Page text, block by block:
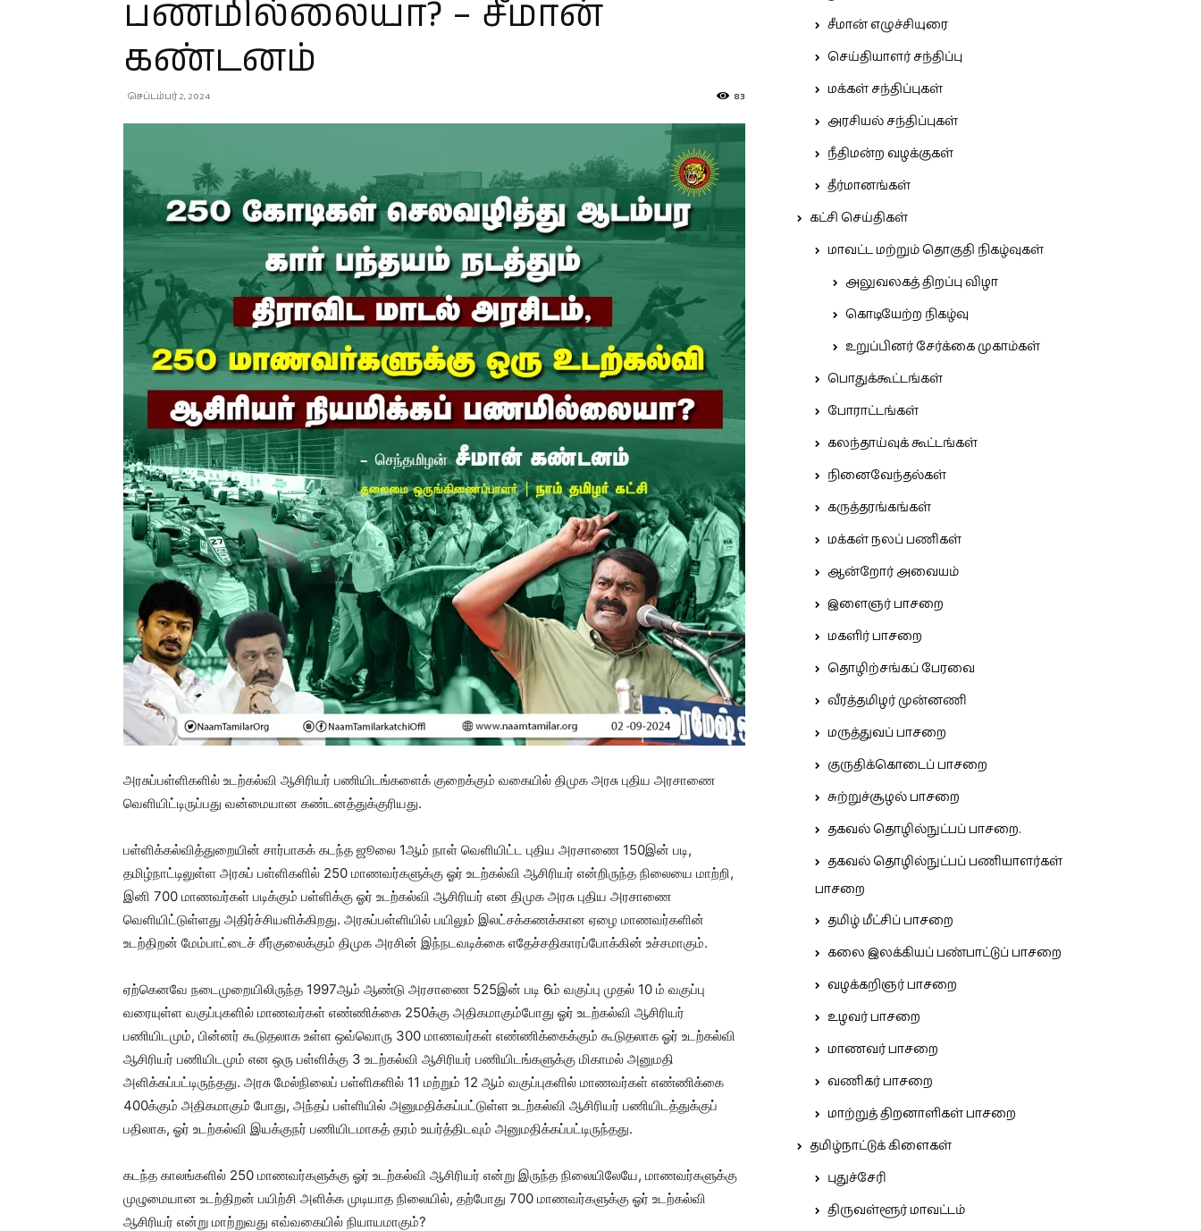
பணமில்லையா? – சீமான்
கண்டனம்
செப்டம்பர் 2, 2024 83
அரசுப்பள்ளிகளில் உடற்கல்வி ஆசிரியர் பணியிடங்களைக் குறைக்கும் வகையில் திமுக அரசு புதிய அரசாணை
வெளியிட்டிருப்பது வன்மையான கண்டனத்துக்குரியது.
பள்ளிக்கல்வித்துறையின் சார்பாகக் கடந்த ஜூலை 1ஆம் நாள் வெளியிட்ட புதிய அரசாணை 150இன் படி,
தமிழ்நாட்டிலுள்ள அரசுப் பள்ளிகளில் 250 மாணவர்களுக்கு ஓர் உடற்கல்வி ஆசிரியர் என்றிருந்த நிலையை மாற்றி,
இனி 700 மாணவர்கள் படிக்கும் பள்ளிக்கு ஓர் உடற்கல்வி ஆசிரியர் என திமுக அரசு புதிய அரசாணை
வெளியிட்டுள்ளது அதிர்ச்சியளிக்கிறது. அரசுப்பள்ளியில் பயிலும் இலட்சக்கணக்கான ஏழை மாணவர்களின்
உடற்திறன் மேம்பாட்டைச் சீர்குலைக்கும் திமுக அரசின் இந்நடவடிக்கை எதேச்சதிகாரப்போக்கின் உச்சமாகும்.
ஏற்கெனவே நடைமுறையிலிருந்த 1997ஆம் ஆண்டு அரசாணை 525இன் படி 6ம் வகுப்பு முதல் 10 ம் வகுப்பு
வரையுள்ள வகுப்புகளில் மாணவர்கள் எண்ணிக்கை 250க்கு அதிகமாகும்போது ஓர் உடற்கல்வி ஆசிரியர்
பணியிடமும், பின்னர் கூடுதலாக உள்ள ஒவ்வொரு 300 மாணவர்கள் எண்ணிக்கைக்கும் கூடுதலாக ஓர் உடற்கல்வி
ஆசிரியர் பணியிடமும் என ஒரு பள்ளிக்கு 3 உடற்கல்வி ஆசிரியர் பணியிடங்களுக்கு மிகாமல் அனுமதி
அளிக்கப்பட்டிருந்தது. அரசு மேல்நிலைப் பள்ளிகளில் 11 மற்றும் 12 ஆம் வகுப்புகளில் மாணவர்கள் எண்ணிக்கை
400க்கும் அதிகமாகும் போது, அந்தப் பள்ளியில் அனுமதிக்கப்பட்டுள்ள உடற்கல்வி ஆசிரியர் பணியிடத்துக்குப்
பதிலாக, ஓர் உடற்கல்வி இயக்குநர் பணியிடமாகத் தரம் உயர்த்திடவும் அனுமதிக்கப்பட்டிருந்தது.
கடந்த காலங்களில் 250 மாணவர்களுக்கு ஓர் உடற்கல்வி ஆசிரியர் என்று இருந்த நிலையிலேயே, மாணவர்களுக்கு
முழுமையான உடற்திறன் பயிற்சி அளிக்க முடியாத நிலையில், தற்போது 700 மாணவர்களுக்கு ஓர் உடற்கல்வி
ஆசிரியர் என்று மாற்றுவது எவ்வகையில் நியாயமாகும்?
சீமான் எழுச்சியுரை
செய்தியாளர் சந்திப்பு
மக்கள் சந்திப்புகள்
அரசியல் சந்திப்புகள்
நீதிமன்ற வழக்குகள்
தீர்மானங்கள்
கட்சி செய்திகள்
மாவட்ட மற்றும் தொகுதி நிகழ்வுகள்
அலுவலகத் திறப்பு விழா
கொடியேற்ற நிகழ்வு
உறுப்பினர் சேர்க்கை முகாம்கள்
பொதுக்கூட்டங்கள்
போராட்டங்கள்
கலந்தாய்வுக் கூட்டங்கள்
நினைவேந்தல்கள்
கருத்தரங்கங்கள்
மக்கள் நலப் பணிகள்
ஆன்றோர் அவையம்
இளைஞர் பாசறை
மகளிர் பாசறை
தொழிற்சங்கப் பேரவை
வீரத்தமிழர் முன்னணி
மருத்துவப் பாசறை
குருதிக்கொடைப் பாசறை
சுற்றுச்சூழல் பாசறை
தகவல் தொழில்நுட்பப் பாசறை.
தகவல் தொழில்நுட்பப் பணியாளர்கள்
பாசறை
தமிழ் மீட்சிப் பாசறை
கலை இலக்கியப் பண்பாட்டுப் பாசறை
வழக்கறிஞர் பாசறை
உழவர் பாசறை
மாணவர் பாசறை
வணிகர் பாசறை
மாற்றுத் திறனாளிகள் பாசறை
தமிழ்நாட்டுக் கிளைகள்
புதுச்சேரி
திருவள்ளூர் மாவட்டம்